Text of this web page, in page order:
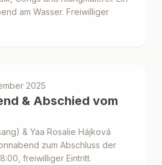
am Wasser. Freiwilliger
2025
& Abschied vom
& Yaa Rosalie Hájková
zum Abschluss der
freiwilliger Eintritt.